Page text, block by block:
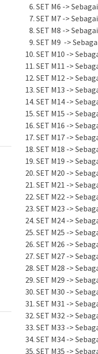
SET M6 ->
SET M7 ->
SET M8 ->
SET M9 ->
SET M10 ->
SET M11 ->
SET M12 ->
SET M13 ->
SET M14 ->
SET M15 ->
SET M16 ->
SET M17 ->
SET M18 ->
SET M19 ->
SET M20 ->
SET M21 ->
SET M22 ->
SET M23 ->
SET M24 ->
SET M25 ->
SET M26 ->
SET M27 ->
SET M28 ->
SET M29 ->
SET M30 ->
SET M31 ->
SET M32 ->
SET M33 ->
SET M34 ->
SET M35 ->